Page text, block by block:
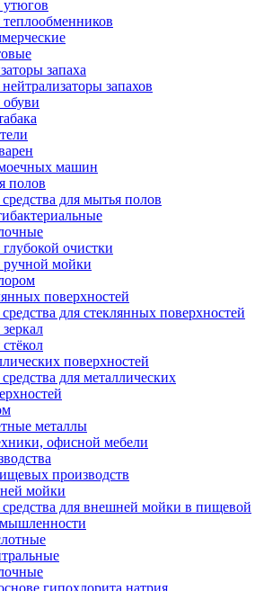
утюгов
теплообменников
запаха
запахов
машин
полов
для мытья полов
очистки
ручной мойки
поверхностей
для стеклянных поверхностей
поверхностей
для металлических
металлы
офисной мебели
производств
мойки
для внешней мойки в пищевой
гипохлорита натрия